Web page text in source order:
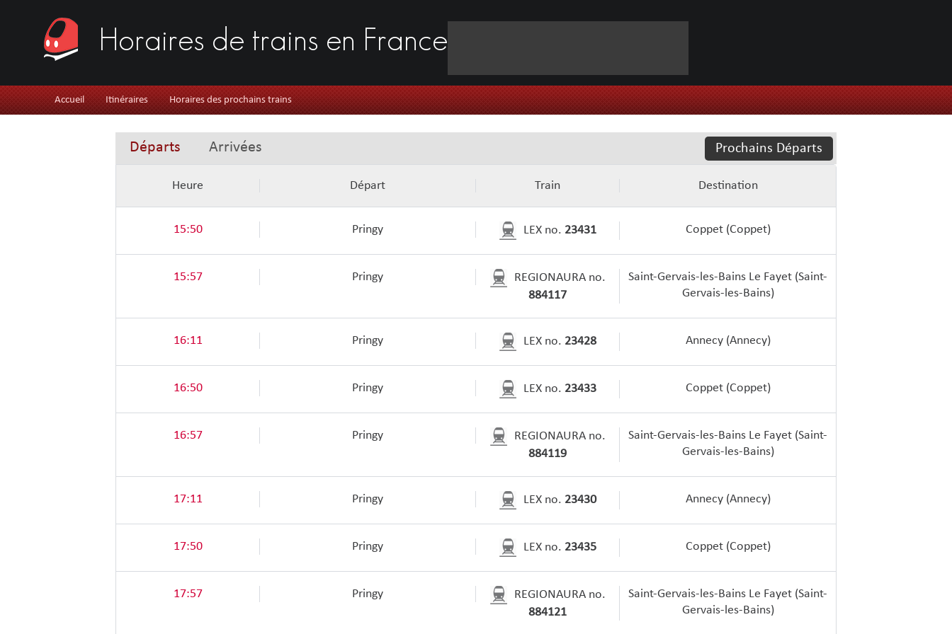
Horaires de trains en France
Accueil Itinéraires Horaires des prochains trains
Prochains Départs
Départs Arrivées
Heure Départ Train Destination
15:50 Pringy LEX no. 23431 Coppet (Coppet)
15:57 Pringy
REGIONAURA no.
884117
Saint-Gervais-les-Bains Le Fayet (Saint-
Gervais-les-Bains)
16:11 Pringy LEX no. 23428 Annecy (Annecy)
16:50 Pringy LEX no. 23433 Coppet (Coppet)
16:57 Pringy
REGIONAURA no.
884119
Saint-Gervais-les-Bains Le Fayet (Saint-
Gervais-les-Bains)
17:11 Pringy LEX no. 23430 Annecy (Annecy)
17:50 Pringy LEX no. 23435 Coppet (Coppet)
17:57 Pringy
REGIONAURA no.
884121
Saint-Gervais-les-Bains Le Fayet (Saint-
Gervais-les-Bains)